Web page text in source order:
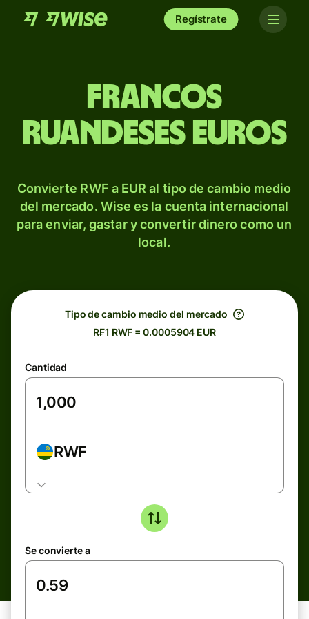
Regístrate
Francos
ruandeses euros
Convierte RWF a EUR al tipo de cambio medio
del mercado. Wise es la cuenta internacional
para enviar, gastar y convertir dinero como un
local.
Tipo de cambio medio del mercado
R₣1 RWF = 0.0005904 EUR
Cantidad
RWF
Se convierte a